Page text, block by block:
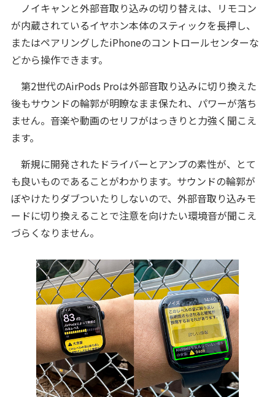
ノイキャンと外部音取り込みの切り替えは、リモコン
が内蔵されているイヤホン本体のスティックを長押し、
またはペアリングしたiPhoneのコントロールセンターな
どから操作できます。
第2世代のAirPods Proは外部音取り込みに切り換えた
後もサウンドの輪郭が明瞭なまま保たれ、パワーが落ち
ません。音楽や動画のセリフがはっきりと力強く聞こえ
ます。
新規に開発されたドライバーとアンプの素性が、とて
も良いものであることがわかります。サウンドの輪郭が
ぼやけたりダブついたりしないので、外部音取り込みモ
ードに切り換えることで注意を向けたい環境音が聞こえ
づらくなりません。